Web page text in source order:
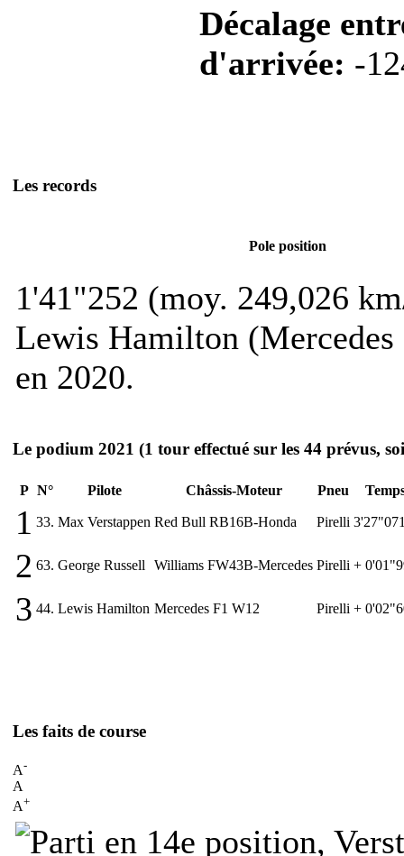
Décalage
d'arrivée: -
Les records
Pole position
1'41"252 (moy. 249,026
Lewis Hamilton (Mercedes
en 2020.
Le podium 2021 (1 tour effectué sur les 44 prévus,
P N° Pilote Châssis-Moteur Pneu
1 33. Max Verstappen Red Bull RB16B-Honda Pirelli
2 63. George Russell Williams FW43B-Mercedes Pirelli +
3 44. Lewis Hamilton Mercedes F1 W12 Pirelli +
Les faits de course
A-
A
A+